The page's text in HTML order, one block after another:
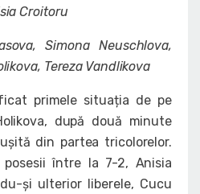
Croitoru
Simona Neuschlova,
Tereza Vandlikova
primele situația de pe
după două minute
din partea tricolorelor.
între la 7-2, Anisia
și ulterior liberele, Cucu